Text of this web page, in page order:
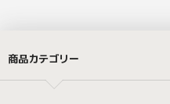
商品カテゴリー